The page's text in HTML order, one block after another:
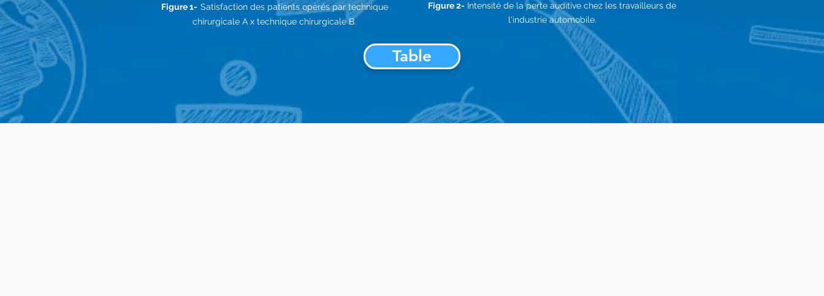
Figure 2- Intensité de la perte auditive chez les travailleurs de
l'industrie automobile.
Table
Figure 1- Satisfaction des patients opérés par technique
chirurgicale A x technique chirurgicale B.